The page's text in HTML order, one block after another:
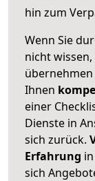
hin zum
Wenn Sie
nicht
Ihnen
einer
Dienste in
sich zurück.
Erfahrung
sich